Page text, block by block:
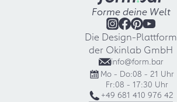
Forme deine Welt
Die Design-Plattform
der Okinlab GmbH
info@form.bar
Mo - Do:08 - 21 Uhr
Fr:08 - 17:30 Uhr
+49 681 410 976 42